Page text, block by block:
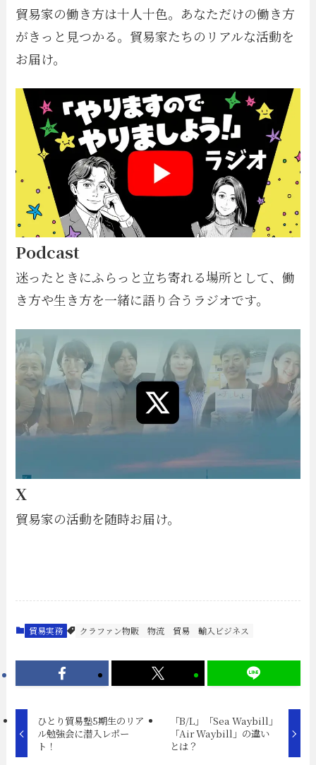
貿易家の働き方は十人十色。あなただけの働き方
がきっと見つかる。貿易家たちのリアルな活動を
お届け。
Podcast
迷ったときにふらっと立ち寄れる場所として、働
き方や生き方を一緒に語り合うラジオです。
X
貿易家の活動を随時お届け。
貿易実務 クラファン物販 物流 貿易 輸入ビジネス
ひとり貿易塾5期生のリア
ル勉強会に潜入レポー
ト！
「B/L」「Sea Waybill」
「Air Waybill」の違い
とは？